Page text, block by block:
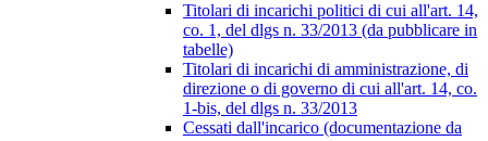
Titolari di incarichi politici di cui all'art. 14,
co. 1, del dlgs n. 33/2013 (da pubblicare in
tabelle)
Titolari di incarichi di amministrazione, di
direzione o di governo di cui all'art. 14, co.
1-bis, del dlgs n. 33/2013
Cessati dall'incarico (documentazione da